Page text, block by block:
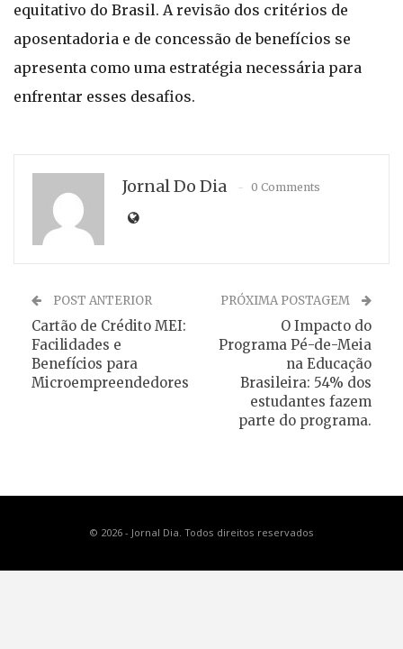
equitativo do Brasil. A revisão dos critérios de
aposentadoria e de concessão de benefícios se
apresenta como uma estratégia necessária para
enfrentar esses desafios.
Jornal Do Dia 0 Comments
POST ANTERIOR
Cartão de Crédito MEI:
Facilidades e
Benefícios para
Microempreendedores
PRÓXIMA POSTAGEM
O Impacto do
Programa Pé-de-Meia
na Educação
Brasileira: 54% dos
estudantes fazem
parte do programa.
© 2026 - Jornal Dia. Todos direitos reservados